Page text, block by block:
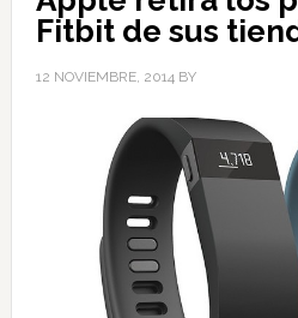
Fitbit de sus
12 NOVIEMBRE, 2014BY